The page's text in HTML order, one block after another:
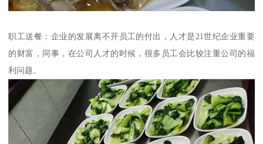
职工送餐：企业的发展离不开员工的付出，人才是21世纪企业重要
的财富，同事，在公司人才的时候，很多员工会比较注重公司的福
利问题。